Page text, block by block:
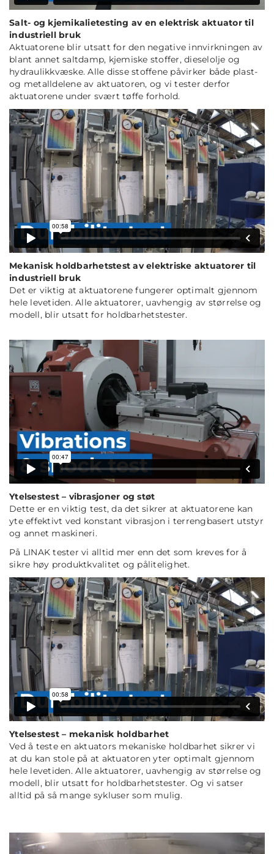
Salt- og kjemikalietesting av enelektrisk aktuatortil
industriell bruk
Aktuatorene blir utsatt for den negative innvirkningen av
blant annet saltdamp, kjemiske stoffer, dieselolje og
hydraulikkvæske. Alle disse stoffene påvirker både plast-
og metalldelene av aktuatoren, og vi tester derfor
aktuatorene under svært tøffe forhold.
Mekanisk holdbarhetstest av elektriske aktuatorer til
industriell bruk
Det er viktig at aktuatorene fungerer optimalt gjennom
hele levetiden. Alle aktuatorer, uavhengig av størrelse og
modell, blir utsatt for holdbarhetstester.
Ytelsestest – vibrasjoner og støt
Dette er en viktig test, da det sikrer at aktuatorene kan
yte effektivt ved konstant vibrasjon i terrengbasert utstyr
og annet maskineri.
På LINAK tester vi alltid mer enn det som kreves for å
sikre høy produktkvalitet og pålitelighet.
Ytelsestest – mekanisk holdbarhet
Ved å teste en aktuators mekaniske holdbarhet sikrer vi
at du kan stole på at aktuatoren yter optimalt gjennom
hele levetiden. Alle aktuatorer, uavhengig av størrelse og
modell, blir utsatt for holdbarhetstester. Og vi satser
alltid på så mange sykluser som mulig.